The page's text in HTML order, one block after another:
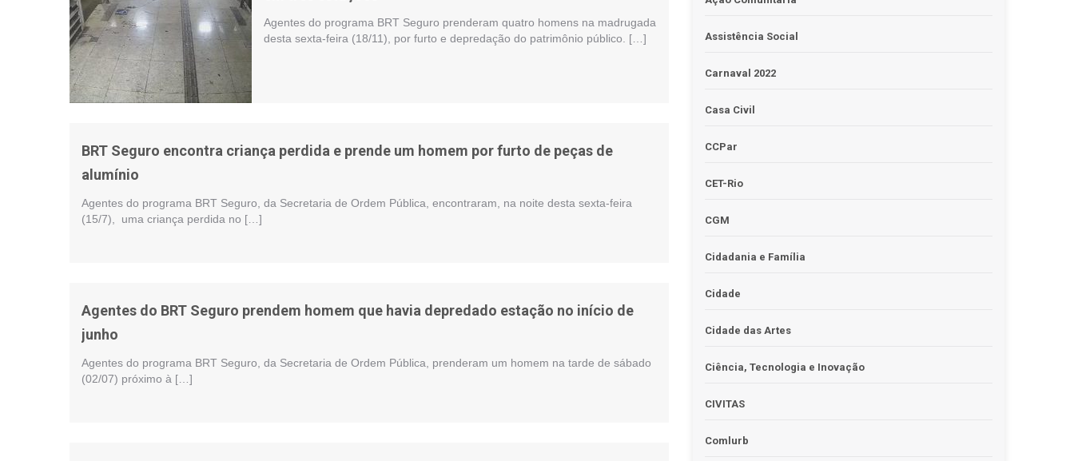
Agentes do programa BRT Seguro prenderam quatro homens na madrugada
desta sexta-feira (18/11), por furto e depredação do patrimônio público. […]
BRT Seguro encontra criança perdida e prende um homem por furto de peças de
alumínio
Agentes do programa BRT Seguro, da Secretaria de Ordem Pública, encontraram, na noite desta sexta-feira
(15/7), uma criança perdida no […]
Agentes do BRT Seguro prendem homem que havia depredado estação no início de
junho
Agentes do programa BRT Seguro, da Secretaria de Ordem Pública, prenderam um homem na tarde de sábado
(02/07) próximo à […]
Assistência Social
Carnaval 2022
Casa Civil
CCPar
CET-Rio
CGM
Cidadania e Família
Cidade
Cidade das Artes
Ciência, Tecnologia e Inovação
CIVITAS
Comlurb